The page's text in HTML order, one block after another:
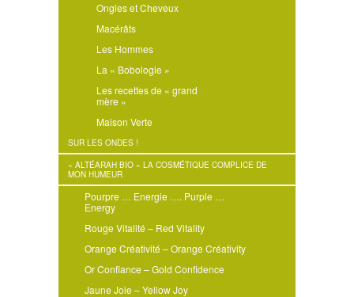
Ongles et Cheveux
Macérâts
Les Hommes
La « Bobologie »
Les recettes de « grand
mère »
Maison Verte
SUR LES ONDES !
« ALTÉARAH BIO » LA COSMÉTIQUE COMPLICE DE
MON HUMEUR
Pourpre … Energie …. Purple …
Energy
Rouge Vitalité – Red Vitality
Orange Créativité – Orange Créativity
Or Confiance – Gold Confidence
Jaune Joie – Yellow Joy